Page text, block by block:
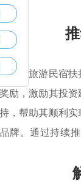
台的旅游民宿
励，激励其投
，帮助其顺利
牌。通过持续